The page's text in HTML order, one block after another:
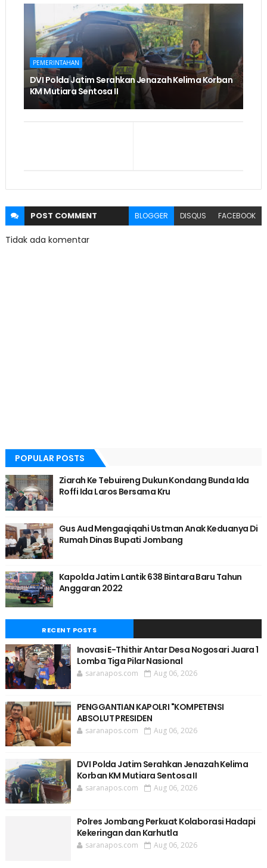
PEMERINTAHAN
DVI Polda Jatim Serahkan Jenazah Kelima Korban
KM Mutiara Sentosa II
POST COMMENT BLOGGER DISQUS FACEBOOK
Tidak ada komentar
POPULAR POSTS
Ziarah Ke Tebuireng Dukun Kondang Bunda Ida
Roffi Ida Laros Bersama Kru
Gus Aud Mengaqiqahi Ustman Anak Keduanya Di
Rumah Dinas Bupati Jombang
Kapolda Jatim Lantik 638 Bintara Baru Tahun
Anggaran 2022
RECENT POSTS
Inovasi E-Thithir Antar Desa Nogosari Juara 1
Lomba Tiga Pilar Nasional
saranapos.com Aug 06, 2026
PENGGANTIAN KAPOLRI "KOMPETENSI
ABSOLUT PRESIDEN
saranapos.com Aug 06, 2026
DVI Polda Jatim Serahkan Jenazah Kelima
Korban KM Mutiara Sentosa II
saranapos.com Aug 06, 2026
Polres Jombang Perkuat Kolaborasi Hadapi
Kekeringan dan Karhutla
saranapos.com Aug 06, 2026